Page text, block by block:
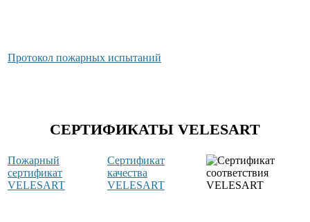
Протокол пожарных испытаний
СЕРТИФИКАТЫ VELESART
Пожарный
сертификат
VELESART
Сертификат
качества
VELESART